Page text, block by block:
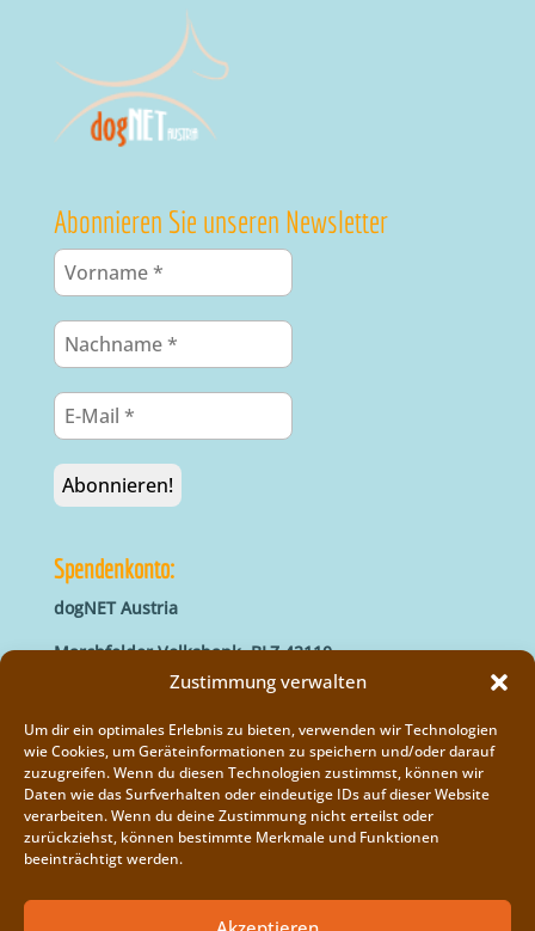
Zustimmung verwalten
Um dir ein optimales Erlebnis zu bieten, verwenden wir Technologien
wie Cookies, um Geräteinformationen zu speichern und/oder darauf
zuzugreifen. Wenn du diesen Technologien zustimmst, können wir
Daten wie das Surfverhalten oder eindeutige IDs auf dieser Website
verarbeiten. Wenn du deine Zustimmung nicht erteilst oder
zurückziehst, können bestimmte Merkmale und Funktionen
beeinträchtigt werden.
Abonnieren Sie unseren Newsletter
Spendenkonto:
dogNET Austria
Marchfelder Volksbank, BLZ 42110
IBAN: AT66 4211 0421 5000 0000